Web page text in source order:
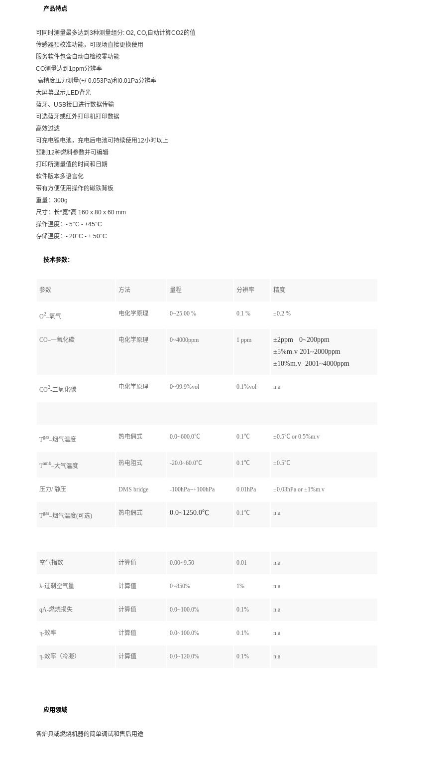
产品特点
可同时测量最多达到3种测量组分: O2, CO,自动计算CO2的值
传感器预校准功能，可现场直接更换使用
服务软件包含自动自检校零功能
CO测量达到1ppm分辨率
高精度压力测量(+/-0.053Pa)和0.01Pa分辨率
大屏幕显示,LED背光
蓝牙、USB接口进行数据传输
可选蓝牙或红外打印机打印数据
高效过滤
可充电锂电池，充电后电池可持续使用12小时以上
预制12种燃料参数并可编辑
打印所测量值的时间和日期
软件版本多语言化
带有方便使用操作的磁铁背板
重量：300g
尺寸：长*宽*高 160 x 80 x 60 mm
操作温度：- 5°C - +45°C
存储温度：- 20°C - + 50°C
技术参数：
参数 方法 量程 分辨率 精度
O2–氧气 电化学原理 0~25.00 % 0.1 % ±0.2 %
CO–一氧化碳 电化学原理 0~4000ppm 1 ppm
±2ppm 0~200ppm
±5%m.v 201~2000ppm
±10%m.v 2001~4000ppm
CO2-二氧化碳 电化学原理 0~99.9%vol 0.1%vol n.a
Tgas–烟气温度 热电偶式 0.0~600.0℃ 0.1℃ ±0.5℃ or 0.5%m.v
Tamb–大气温度 热电阻式 -20.0~60.0℃ 0.1℃ ±0.5℃
压力/ 静压 DMS bridge -100hPa~+100hPa 0.01hPa ±0.03hPa or ±1%m.v
Tgas–烟气温度(可选) 热电偶式 0.0~1250.0℃ 0.1℃ n.a
空气指数 计算值 0.00~9.50 0.01 n.a
λ-过剩空气量 计算值 0~850% 1% n.a
qA-燃烧损失 计算值 0.0~100.0% 0.1% n.a
η-效率 计算值 0.0~100.0% 0.1% n.a
η-效率（冷凝） 计算值 0.0~120.0% 0.1% n.a
应用领域
各炉具或燃烧机器的简单调试和售后用途